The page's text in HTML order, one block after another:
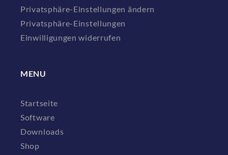
Privatsphäre-Einstellungen ändern
Privatsphäre-Einstellungen
Einwilligungen widerrufen
MENU
Startseite
Software
Downloads
Shop